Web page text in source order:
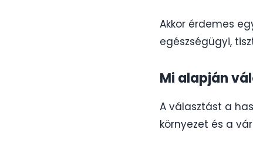
Akkor érdemes
egészségügyi,
Mi alapján
A választást a
környezet és a